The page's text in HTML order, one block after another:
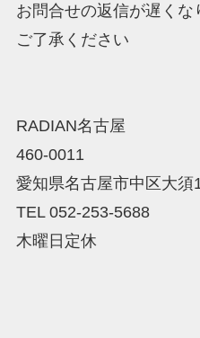
お問合せの返信が遅くな
ご了承ください
RADIAN名古屋
460-0011
愛知県名古屋市中区大須
TEL 052-253-5688
木曜日定休